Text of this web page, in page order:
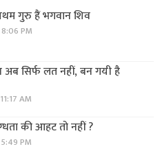
गुरु हैं भगवान शिव
PM
सिर्फ लत नहीं, बन गयी है
AM
की आहट तो नहीं ?
PM